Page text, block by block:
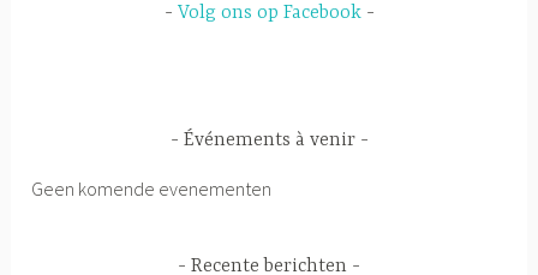
Volg ons op Facebook
Événements à venir
Geen komende evenementen
Recente berichten